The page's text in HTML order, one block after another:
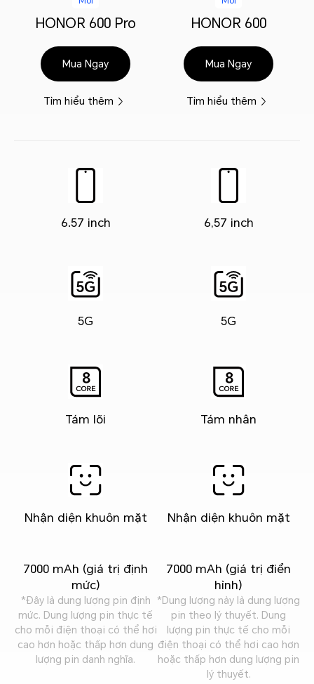
HONOR 600 Pro
Mua Ngay
Tìm hiểu thêm
6.57 inch
5G
Tám lõi
Nhận diện khuôn mặt
7000 mAh (giá trị định
mức)
*Đây là dung lượng pin định
mức. Dung lượng pin thực tế
cho mỗi điện thoại có thể hơi
cao hơn hoặc thấp hơn dung
lượng pin danh nghĩa.
HONOR 600
Mua Ngay
Tìm hiểu thêm
6,57 inch
5G
Tám nhân
Nhận diện khuôn mặt
7000 mAh (giá trị điển
hình)
*Dung lượng này là dung lượng
pin theo lý thuyết. Dung
lượng pin thực tế cho mỗi
điện thoại có thể hơi cao hơn
hoặc thấp hơn dung lượng pin
lý thuyết.